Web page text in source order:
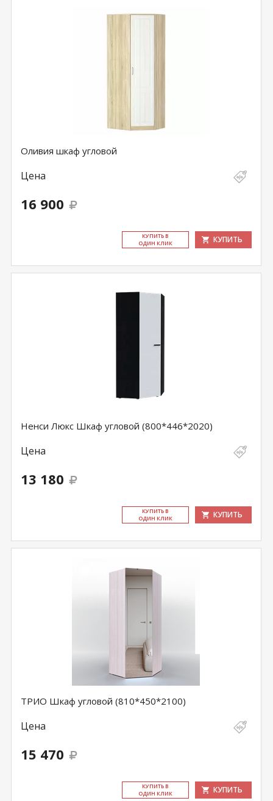
Оливия шкаф угловой
Цена
16 900
КУ­ПИТЬ В
ОДИН КЛИК
КУПИТЬ
Ненси Люкс Шкаф угловой (800*446*2020)
Цена
13 180
КУ­ПИТЬ В
ОДИН КЛИК
КУПИТЬ
ТРИО Шкаф угловой (810*450*2100)
Цена
15 470
КУ­ПИТЬ В
ОДИН КЛИК
КУПИТЬ